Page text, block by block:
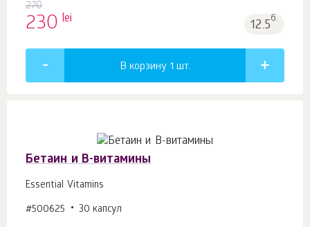
270
230 lei 12.5б.
В корзину 1 шт.
Бетаин и В-витамины
Essential Vitamins
#500625 30 капсул